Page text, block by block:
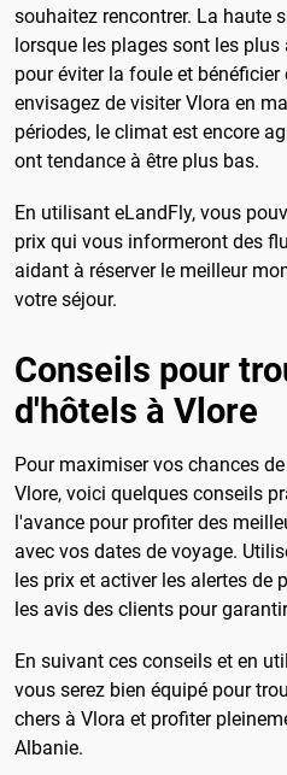
souhaitez rencontrer. La haute
lorsque les plages sont les
pour éviter la foule et
envisagez de visiter Vlora en
périodes, le climat est encore
ont tendance à être plus bas.
En utilisant eLandFly, vous
prix qui vous informeront des
aidant à réserver le meilleur
votre séjour.
Conseils pour
d'hôtels à Vlore
Pour maximiser vos chances
Vlore, voici quelques conseils
l'avance pour profiter des
avec vos dates de voyage.
les prix et activer les alertes de
les avis des clients pour
En suivant ces conseils et en
vous serez bien équipé pour
chers à Vlora et profiter
Albanie.